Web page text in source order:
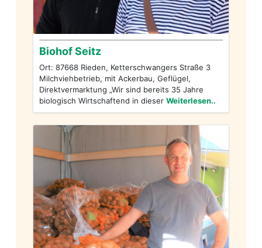
Biohof Seitz
Ort: 87668 Rieden, Ketterschwangers Straße 3
Milchviehbetrieb, mit Ackerbau, Geflügel,
Direktvermarktung „Wir sind bereits 35 Jahre
biologisch Wirtschaftend in dieser Weiterlesen..